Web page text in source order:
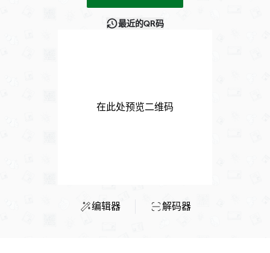
最近的QR码
在此处预览二维码
编辑器 解码器